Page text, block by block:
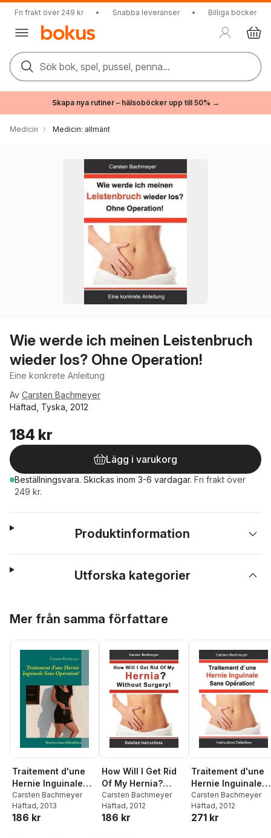
Fri frakt över 249 kr • Snabba leveranser • Billiga böcker
Sök bok, spel, pussel, penna...
Skapa nya rutiner – hälsoböcker upp till 50% →
Medicin Medicin: allmänt
Wie werde ich meinen Leistenbruch
wieder los? Ohne Operation!
Eine konkrete Anleitung
Av Carsten Bachmeyer
Häftad, Tyska, 2012
184 kr
Lägg i varukorg
Beställningsvara. Skickas inom 3-6 vardagar. Fri frakt över
249 kr.
Produktinformation
Utforska kategorier
Mer från samma författare
Traitement d'une
Hernie Inguinale
Sans Opération!
Carsten Bachmeyer
Häftad, 2013
186 kr
How Will I Get Rid
Of My Hernia?
Without Surgery!
Carsten Bachmeyer
Häftad, 2012
186 kr
Traitement d'une
Hernie Inguinale
Sans Opération!
Carsten Bachmeyer
Häftad, 2012
271 kr